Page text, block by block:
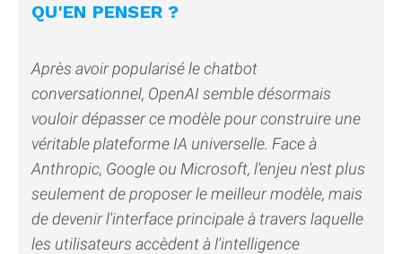
QU'EN PENSER ?
Après avoir popularisé le chatbot
conversationnel, OpenAI semble désormais
vouloir dépasser ce modèle pour construire une
véritable plateforme IA universelle. Face à
Anthropic, Google ou Microsoft, l'enjeu n'est plus
seulement de proposer le meilleur modèle, mais
de devenir l'interface principale à travers laquelle
les utilisateurs accèdent à l'intelligence